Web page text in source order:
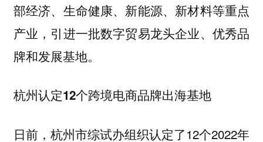
部经济、生命健康、新能源、新材料等重点
产业，引进一批数字贸易龙头企业、优秀品
牌和发展基地。
杭州认定12个跨境电商品牌出海基地
日前，杭州市综试办组织认定了12个2022年